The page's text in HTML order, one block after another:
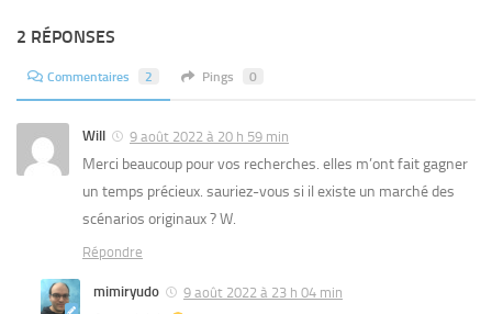
2 RÉPONSES
Commentaires 2 Pings 0
Will 9 août 2022 à 20 h 59 min
Merci beaucoup pour vos recherches. elles m’ont fait gagner
un temps précieux. sauriez-vous si il existe un marché des
scénarios originaux ? W.
Répondre
mimiryudo 9 août 2022 à 23 h 04 min